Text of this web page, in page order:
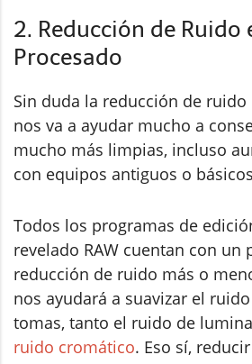
2. Reducción de Ruido
Procesado
Sin duda la reducción de ruido
nos va a ayudar mucho a
mucho más limpias, incluso
con equipos antiguos o
Todos los programas de
revelado RAW cuentan con un
reducción de ruido más o
nos ayudará a suavizar el
tomas, tanto el ruido de
ruido cromático. Eso sí,